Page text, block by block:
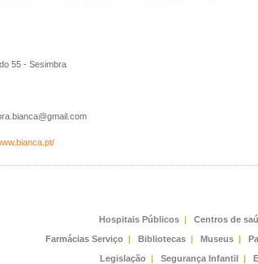
55 - Sesimbra
Hospitais Públicos | Centros de
Farmácias Serviço | Bibliotecas | Museus |
Legislação | Segurança Infantil |